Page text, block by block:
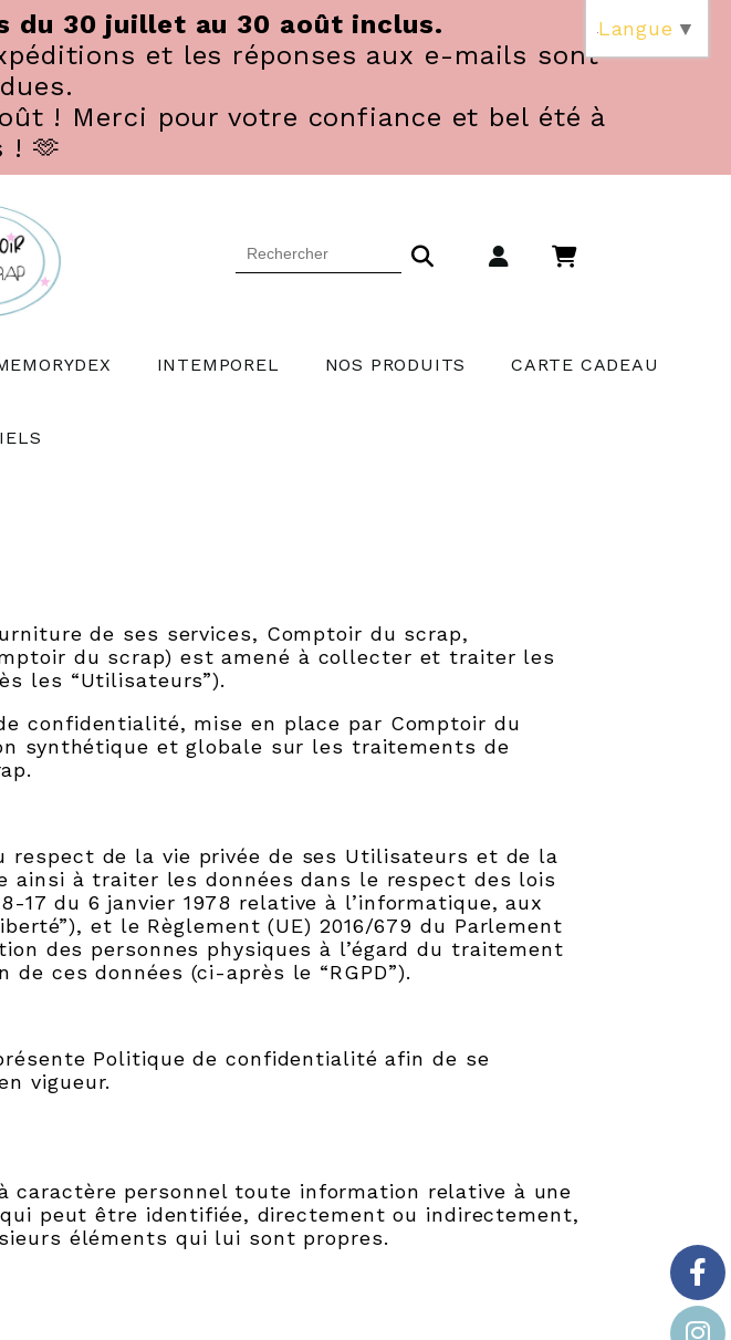
du 30 juillet au 30 août inclus.
et les réponses aux e-mails sont
! Merci pour votre confiance et bel été à
! 🫶
INTEMPOREL NOS PRODUITS CARTE CADEAU
de ses services, Comptoir du scrap,
du scrap) est amené à collecter et traiter les
les “Utilisateurs”).
confidentialité, mise en place par Comptoir du
synthétique et globale sur les traitements de
respect de la vie privée de ses Utilisateurs et de la
ainsi à traiter les données dans le respect des lois
du 6 janvier 1978 relative à l’informatique, aux
et le Règlement (UE) 2016/679 du Parlement
des personnes physiques à l’égard du traitement
ces données (ci-après le “RGPD”).
Politique de confidentialité afin de se
vigueur.
caractère personnel toute information relative à une
peut être identifiée, directement ou indirectement,
éléments qui lui sont propres.
Langue ▼